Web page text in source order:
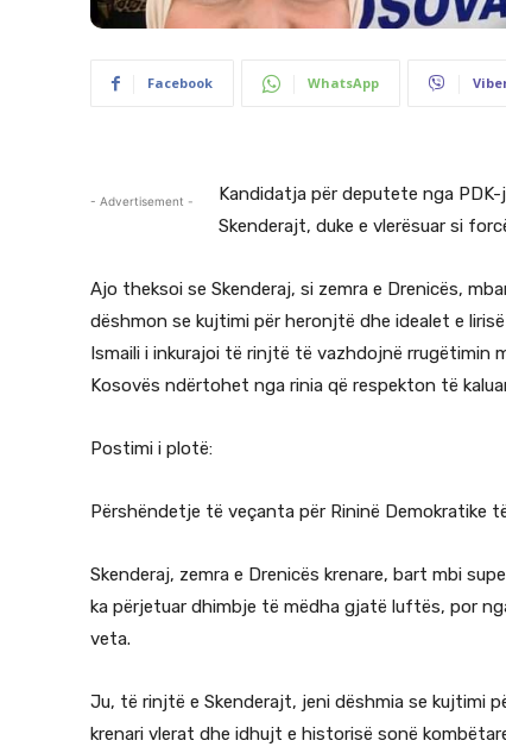
Facebook WhatsApp
- Advertisement -
Kandidatja për deputete nga
Skenderajt, duke e vlerësuar si
Ajo theksoi se Skenderaj, si zemra e Drenicës,
dëshmon se kujtimi për heronjtë dhe idealet e
Ismaili i inkurajoi të rinjtë të vazhdojnë rrugëtimin
Kosovës ndërtohet nga rinia që respekton të
Postimi i plotë:
Përshëndetje të veçanta për Rininë Demokratike
Skenderaj, zemra e Drenicës krenare, bart mbi
ka përjetuar dhimbje të mëdha gjatë luftës, por
veta.
Ju, të rinjtë e Skenderajt, jeni dëshmia se kujtimi
krenari vlerat dhe idhujt e historisë sonë